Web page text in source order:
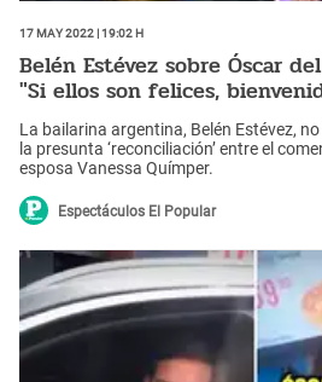
17 May 2022 | 19:02 h
Belén Estévez sobre Óscar
"Si ellos son felices,
La bailarina argentina, Belén Estévez,
la presunta ‘reconciliación’ entre el
esposa Vanessa Químper.
Espectáculos El Popular